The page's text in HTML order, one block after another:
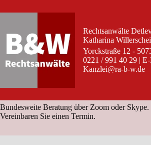
Inhalt
Rechtsanwälte
Katharina
Yorckstraße 12 -
0221 / 991 40 29 |
Kanzlei@ra-b-w.de
Bundesweite Beratung über Zoom oder Skype.
Vereinbaren Sie einen Termin.